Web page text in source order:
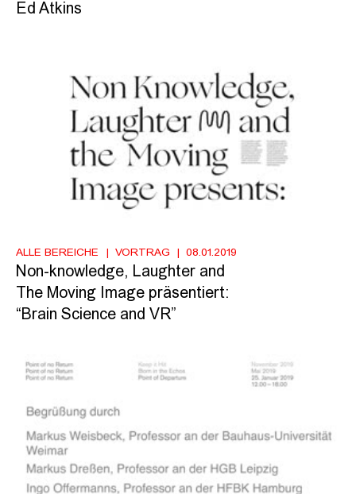
Ed Atkins
ALLE BEREICHE VORTRAG 08.01.2019
Non-knowledge, Laughter and
The Moving Image präsentiert:
“Brain Science and VR”